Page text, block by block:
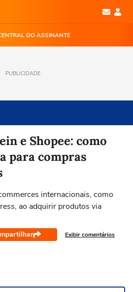
DO ASSINANTE
PUBLICIDADE
e Shopee: como
para compras
internacionais, como
ao adquirir produtos via
Exibir comentários